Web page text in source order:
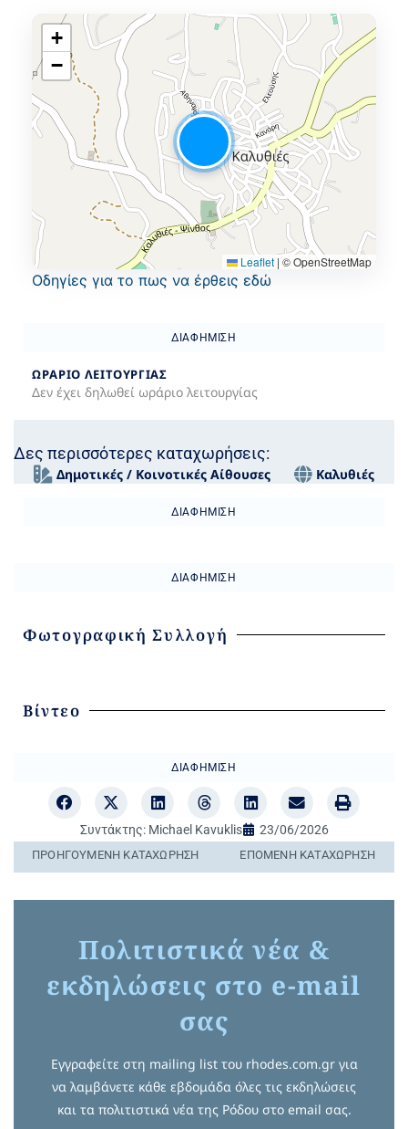
+
−
Leaflet | © OpenStreetMap
Oδηγίες για το πως να έρθεις εδώ
ΩΡΆΡΙΟ ΛΕΙΤΟΥΡΓΊΑΣ
Δεν έχει δηλωθεί ωράριο λειτουργίας
ΔΙΑΦΉΜΙΣΗ
Δες περισσότερες καταχωρήσεις:
Δημοτικές / Κοινοτικές Αίθουσες Καλυθιές
ΔΙΑΦΉΜΙΣΗ
ΔΙΑΦΉΜΙΣΗ
Φωτογραφική Συλλογή
Βίντεο
ΔΙΑΦΉΜΙΣΗ
Συντάκτης:Michael Kavuklis 23/06/2026
ΠΡΟΗΓΟΎΜΕΝΗ ΚΑΤΑΧΏΡΗΣΗ ΕΠΌΜΕΝΗ ΚΑΤΑΧΏΡΗΣΗ
Πολιτιστικά νέα &
εκδηλώσεις στο e-mail
σας
Εγγραφείτε στη mailing list του rhodes.com.gr για
να λαμβάνετε κάθε εβδομάδα όλες τις εκδηλώσεις
και τα πολιτιστικά νέα της Ρόδου στο email σας.